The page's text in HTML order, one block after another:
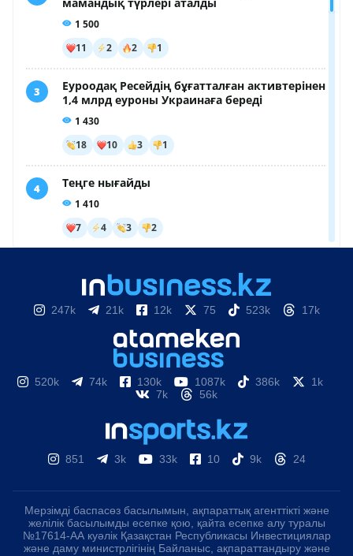
247k 21k 12k 75 523k 17k
520k 74k 130k 1087k 386k
1k
7k
56k
851 3k 33k 10 9k 24
Мерзімді баспасөз басылымын, ақпараттық агенттікті және
желілік басылымды есепке қою, қайта есепке алу туралы
№17614-АА куәлік Қазақстан Республикасы Инвестициялар
және даму министрлігінің Байланыс, ақпараттандыру және